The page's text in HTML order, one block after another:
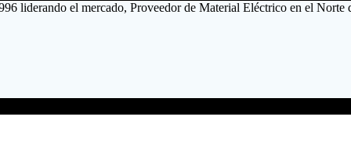
liderando el mercado, Proveedor de Material Eléctrico en el Norte